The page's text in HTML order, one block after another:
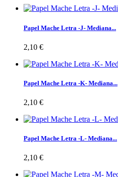
Papel Mache Letra -J- Mediana...
2,10 €
Papel Mache Letra -K- Mediana...
2,10 €
Papel Mache Letra -L- Mediana...
2,10 €